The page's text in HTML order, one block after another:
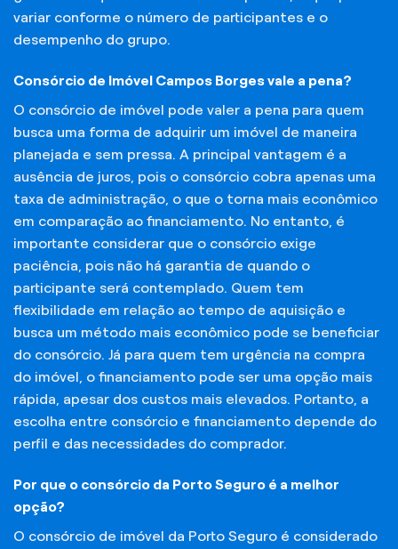
variar conforme o número de participantes e o
desempenho do grupo.
Consórcio de Imóvel Campos Borges vale a pena?
O consórcio de imóvel pode valer a pena para quem
busca uma forma de adquirir um imóvel de maneira
planejada e sem pressa. A principal vantagem é a
ausência de juros, pois o consórcio cobra apenas uma
taxa de administração, o que o torna mais econômico
em comparação ao financiamento. No entanto, é
importante considerar que o consórcio exige
paciência, pois não há garantia de quando o
participante será contemplado. Quem tem
flexibilidade em relação ao tempo de aquisição e
busca um método mais econômico pode se beneficiar
do consórcio. Já para quem tem urgência na compra
do imóvel, o financiamento pode ser uma opção mais
rápida, apesar dos custos mais elevados. Portanto, a
escolha entre consórcio e financiamento depende do
perfil e das necessidades do comprador.
Por que o consórcio da Porto Seguro é a melhor
opção?
O consórcio de imóvel da Porto Seguro é considerado